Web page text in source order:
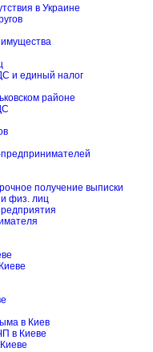
в Украине
и единый налог
районе
предпринимателей
получение выписки
физ. лиц
в Киев
в Киеве